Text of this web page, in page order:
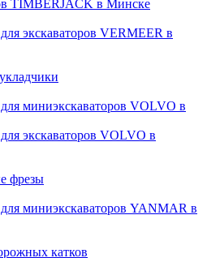
TIMBERJACK в Минске
экскаваторов VERMEER в
миниэкскаваторов VOLVO в
экскаваторов VOLVO в
фрезы
для миниэкскаваторов YANMAR в
катков